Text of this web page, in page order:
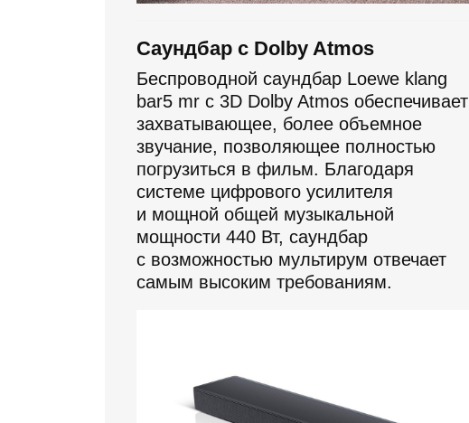
Саундбар с Dolby Atmos
Беспроводной саундбар Loewe klang
bar5 mr с 3D Dolby Atmos обеспечивает
захватывающее, более объемное
звучание, позволяющее полностью
погрузиться в фильм. Благодаря
системе цифрового усилителя
и мощной общей музыкальной
мощности 440 Вт, саундбар
с возможностью мультирум отвечает
самым высоким требованиям.